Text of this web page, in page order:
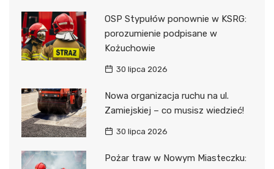
OSP Stypułów ponownie w KSRG:
porozumienie podpisane w
Kożuchowie
30 lipca 2026
Nowa organizacja ruchu na ul.
Zamiejskiej – co musisz wiedzieć!
30 lipca 2026
Pożar traw w Nowym Miasteczku: